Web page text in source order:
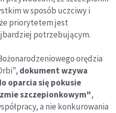
w sposób uczciwy i
priorytetem jest
potrzebującym.
orędzia
dokument wzywa
oparcia się pokusie
szczepionkowym",
a nie konkurowania